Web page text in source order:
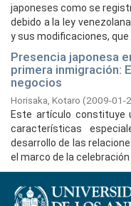
japoneses como se
debido a la ley
y sus modificaciones, que
Presencia japonesa
primera inmigración:
negocios
Horisaka, Kotaro (2009-01-
Este artículo constituye
características
desarrollo de las
el marco de la celebración